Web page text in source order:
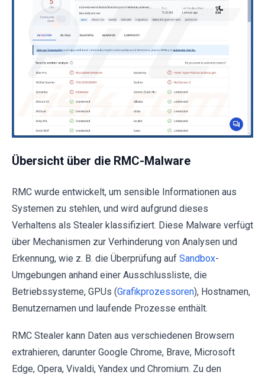
Übersicht über die RMC-Malware
RMC wurde entwickelt, um sensible Informationen aus
Systemen zu stehlen, und wird aufgrund dieses
Verhaltens als Stealer klassifiziert. Diese Malware verfügt
über Mechanismen zur Verhinderung von Analysen und
Erkennung, wie z. B. die Überprüfung auf Sandbox-
Umgebungen anhand einer Ausschlussliste, die
Betriebssysteme, GPUs (Grafikprozessoren), Hostnamen,
Benutzernamen und laufende Prozesse enthält.
RMC Stealer kann Daten aus verschiedenen Browsern
extrahieren, darunter Google Chrome, Brave, Microsoft
Edge, Opera, Vivaldi, Yandex und Chromium. Zu den